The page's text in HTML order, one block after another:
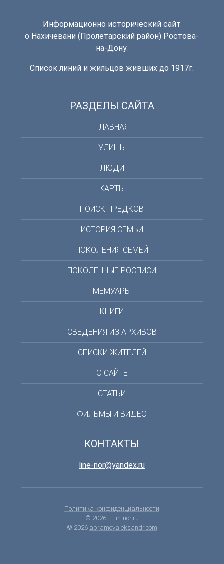
Информационно исторический сайт
о Нахичевани (Пролетарский район) Ростова-
на-Дону.
Список линий и жильцов живших до 1917г.
РАЗДЕЛЫ САЙТА
ГЛАВНАЯ
УЛИЦЫ
ЛЮДИ
КАРТЫ
ПОИСК ПРЕДКОВ
ИСТОРИЯ СЕМЬИ
ПОКОЛЕНИЯ СЕМЕЙ
ПОКОЛЕННЫЕ РОСПИСИ
МЕМУАРЫ
КНИГИ
СВЕДЕНИЯ ИЗ АРХИВОВ
СПИСКИ ЖИТЕЛЕЙ
О САЙТЕ
СТАТЬИ
ФИЛЬМЫ И ВИДЕО
КОНТАКТЫ
line-nor@yandex.ru
Политика конфиденциальности
© 2026 — lin-nor.ru
© 2026 abramovaleksandr.com